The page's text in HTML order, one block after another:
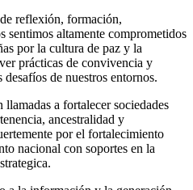
reflexión, formación,
sentimos altamente comprometidos
por la cultura de paz y la
prácticas de convivencia y
de nuestros entornos.
a fortalecer sociedades
ancestralidad y
por el fortalecimiento
nacional con soportes en la